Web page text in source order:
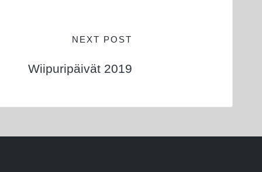
NEXT POST
Wiipuripäivät 2019